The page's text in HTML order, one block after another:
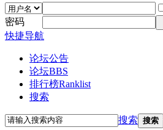
密码
快捷导航
论坛公告
论坛BBS
排行榜Ranklist
搜索
搜索 搜索